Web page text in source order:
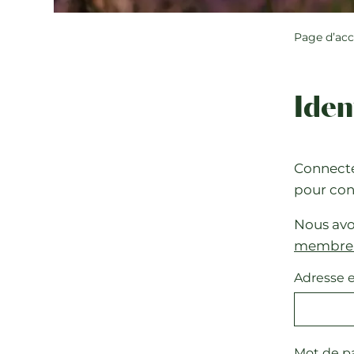
Page
pour
Nous
membre
Adresse